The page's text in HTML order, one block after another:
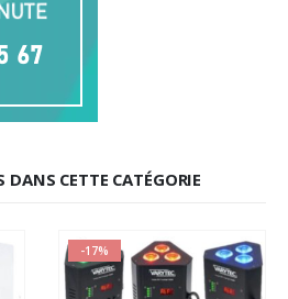
CETTE CATÉGORIE
-17%